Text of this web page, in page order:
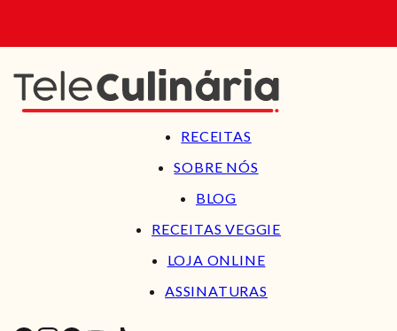
RECEITAS
SOBRE NÓS
BLOG
RECEITAS VEGGIE
LOJA ONLINE
ASSINATURAS